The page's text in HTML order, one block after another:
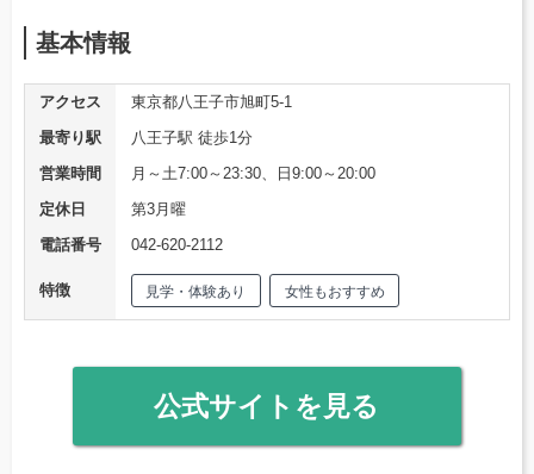
基本情報
アクセス
東京都八王子市旭町5-1
最寄り駅
八王子駅 徒歩1分
営業時間
月～土7:00～23:30、日9:00～20:00
定休日
第3月曜
電話番号
042-620-2112
特徴 見学・体験あり 女性もおすすめ
公式サイトを見る